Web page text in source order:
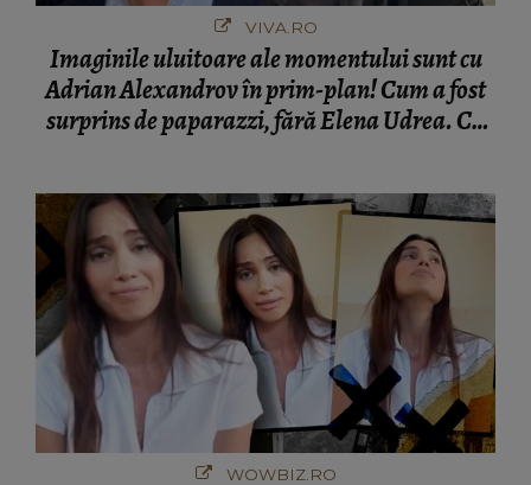
VIVA.RO
Imaginile uluitoare ale momentului sunt cu
Adrian Alexandrov în prim-plan! Cum a fost
surprins de paparazzi, fără Elena Udrea. Cu
WOWBIZ.RO